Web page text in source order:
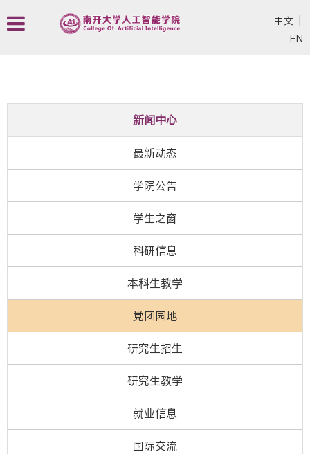
中文
EN
新闻中心
最新动态
学院公告
学生之窗
科研信息
本科生教学
党团园地
研究生招生
研究生教学
就业信息
国际交流